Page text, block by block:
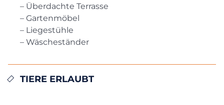
– Überdachte Terrasse
– Gartenmöbel
– Liegestühle
– Wäscheständer
TIERE ERLAUBT